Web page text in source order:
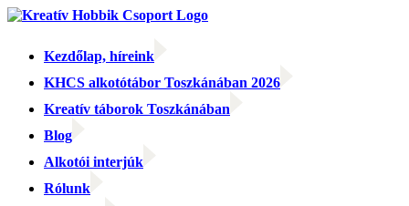
Kihagyás
Kezdőlap, híreink
KHCS alkotótábor Toszkánában 2026
Kreatív táborok Toszkánában
Blog
Alkotói interjúk
Rólunk